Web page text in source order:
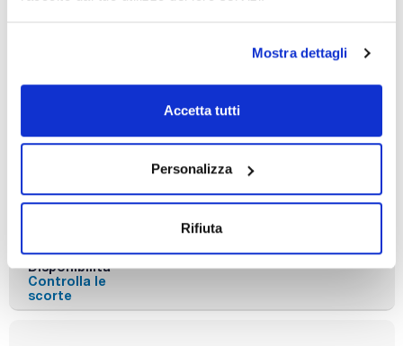
Mostra dettagli
Accetta tutti
Personalizza
Rifiuta
Disponibilità
Diametro
50
Confezionamento
Disponibilità
Controlla le
scorte